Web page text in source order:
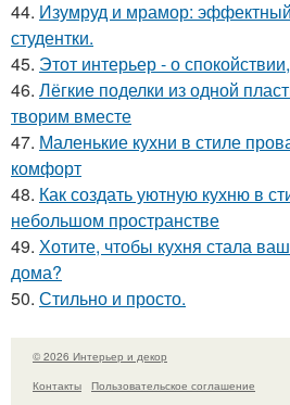
44. Изумруд и мрамор:
студентки.
45. Этот интерьер - о
46. Лёгкие поделки из одной
творим вместе
47. Маленькие кухни в стиле
комфорт
48. Как создать уютную кухню в
небольшом пространстве
49. Хотите, чтобы кухня стала
дома?
50. Стильно и просто.
© 2026 Интерьер и декор
Контакты
Пользовательское соглашение